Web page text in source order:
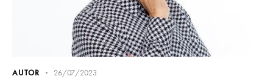
AUTOR 26/07/2023